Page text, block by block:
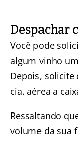
Despachar
Você pode
algum vinho
Depois, solicite
cia. aérea a
Ressaltando
volume da sua